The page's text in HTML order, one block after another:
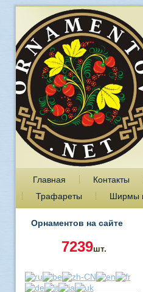
Главная Контакты
Трафареты
Ширмы
Орнаментов на сайте
7239шт.